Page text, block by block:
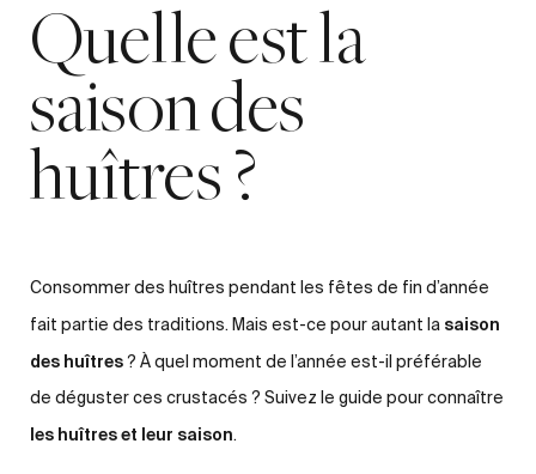
Quelle est la
saison des
huîtres ?
Consommer des huîtres pendant les fêtes de fin d’année
fait partie des traditions. Mais est-ce pour autant la saison
des huîtres ? À quel moment de l’année est-il préférable
de déguster ces crustacés ? Suivez le guide pour connaître
les huîtres et leur saison.